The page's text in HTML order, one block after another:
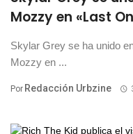
Mozzy en «Last
Skylar Grey se ha unido
Mozzy en ...
Por Redacción Urbzine